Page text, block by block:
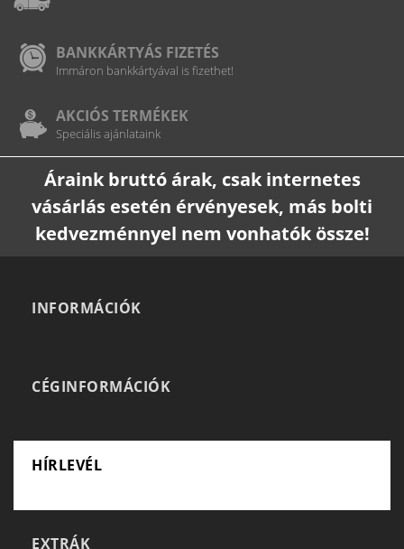
BANKKÁRTYÁS FIZETÉS
Immáron bankkártyával is fizethet!
AKCIÓS TERMÉKEK
Speciális ajánlataink
Áraink bruttó árak, csak internetes
vásárlás esetén érvényesek, más bolti
kedvezménnyel nem vonhatók össze!
INFORMÁCIÓK
CÉGINFORMÁCIÓK
HÍRLEVÉL
EXTRÁK